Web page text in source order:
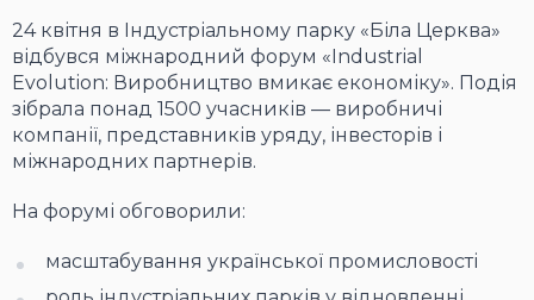
24 квітня в Індустріальному парку «Біла Церква»
відбувся міжнародний форум «Industrial
Evolution: Виробництво вмикає економіку». Подія
зібрала понад 1500 учасників — виробничі
компанії, представників уряду, інвесторів і
міжнародних партнерів.
На форумі обговорили:
масштабування української промисловості